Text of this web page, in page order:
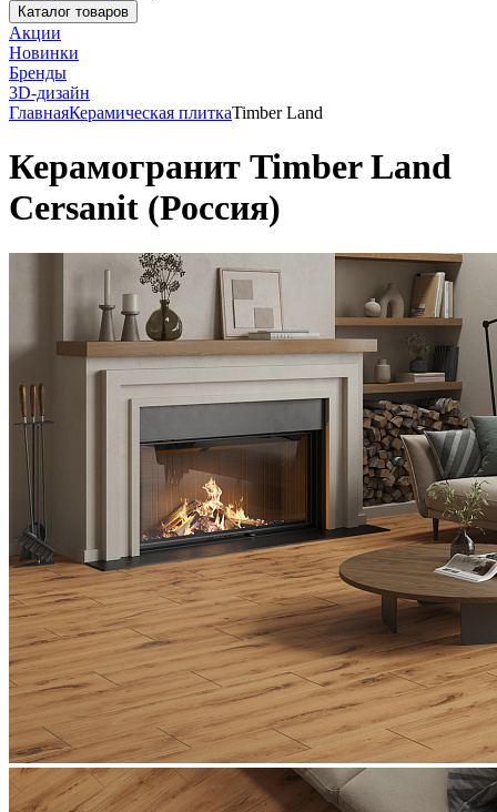
Каталог товаров
Акции
Новинки
Бренды
3D-дизайн
ГлавнаяКерамическая плиткаTimber Land
Керамогранит Timber Land
Cersanit (Россия)